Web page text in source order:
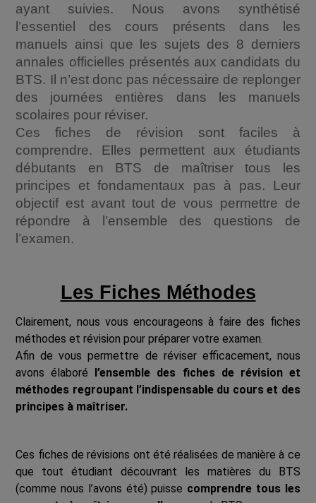
ayant suivies. Nous avons synthétisé
l’essentiel des cours présents dans les
manuels ainsi que les sujets des 8 derniers
annales officielles présentés aux candidats du
BTS. Il n’est donc pas nécessaire de replonger
des journées entières dans les manuels
scolaires pour réviser.
Ces fiches de révision sont faciles à
comprendre. Elles permettent aux étudiants
débutants en BTS de maîtriser tous les
principes et fondamentaux pas à pas. Leur
objectif est avant tout de vous permettre de
répondre à l’ensemble des questions de
l’examen.
Les Fiches Méthodes
Clairement, nous vous encourageons à faire des fiches
méthodes et révision pour préparer votre examen.
Afin de vous permettre de réviser efficacement, nous
avons élaboré l’ensemble des fiches de révision et
méthodes regroupant l’indispensable du cours et des
principes à maîtriser.
Ces fiches de révisions ont été réalisées de manière à ce
que tout étudiant découvrant les matières du BTS
(comme nous l’avons été) puisse comprendre tous les